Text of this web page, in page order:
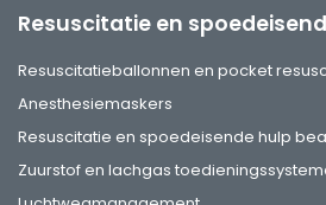
Resuscitatie en
Resuscitatieballonnen en pocket
Anesthesiemaskers
Resuscitatie en spoedeisende hulp
Zuurstof en lachgas